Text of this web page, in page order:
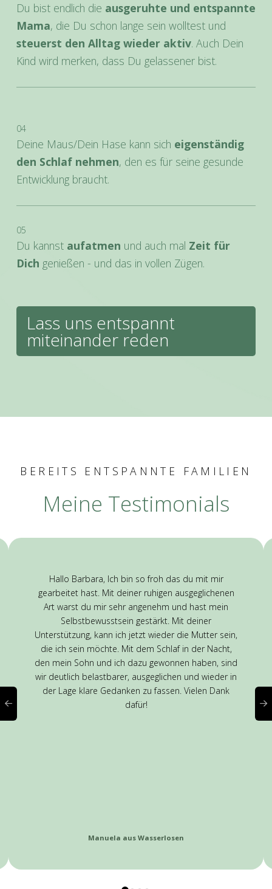
Du bist endlich die ausgeruhte und entspannte
Mama, die Du schon lange sein wolltest und
steuerst den Alltag wieder aktiv. Auch Dein
Kind wird merken, dass Du gelassener bist.
04
Deine Maus/Dein Hase kann sich eigenständig
den Schlaf nehmen, den es für seine gesunde
Entwicklung braucht.
05
Du kannst aufatmen und auch mal Zeit für
Dich genießen - und das in vollen Zügen.
Lass uns entspannt
miteinander reden
BEREITS ENTSPANNTE FAMILIEN
Meine Testimonials
Hallo Barbara, Ich bin so froh das du mit mir
gearbeitet hast. Mit deiner ruhigen ausgeglichenen
Art warst du mir sehr angenehm und hast mein
Selbstbewusstsein gestärkt. Mit deiner
Unterstützung, kann ich jetzt wieder die Mutter sein,
die ich sein möchte. Mit dem Schlaf in der Nacht,
den mein Sohn und ich dazu gewonnen haben, sind
wir deutlich belastbarer, ausgeglichen und wieder in
der Lage klare Gedanken zu fassen. Vielen Dank
dafür!
Manuela aus Wasserlosen